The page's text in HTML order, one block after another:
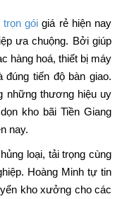
gói giá rẻ hiện nay
ưa chuộng. Bởi giúp
hàng hoá, thiết bị máy
tiến độ bàn giao.
những thương hiệu uy
kho bãi Tiền Giang
nay.
loại, tải trọng cùng
Hoàng Minh tự tin
kho xưởng cho các